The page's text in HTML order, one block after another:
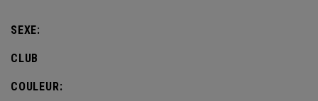
SEXE:
CLUB
COULEUR: